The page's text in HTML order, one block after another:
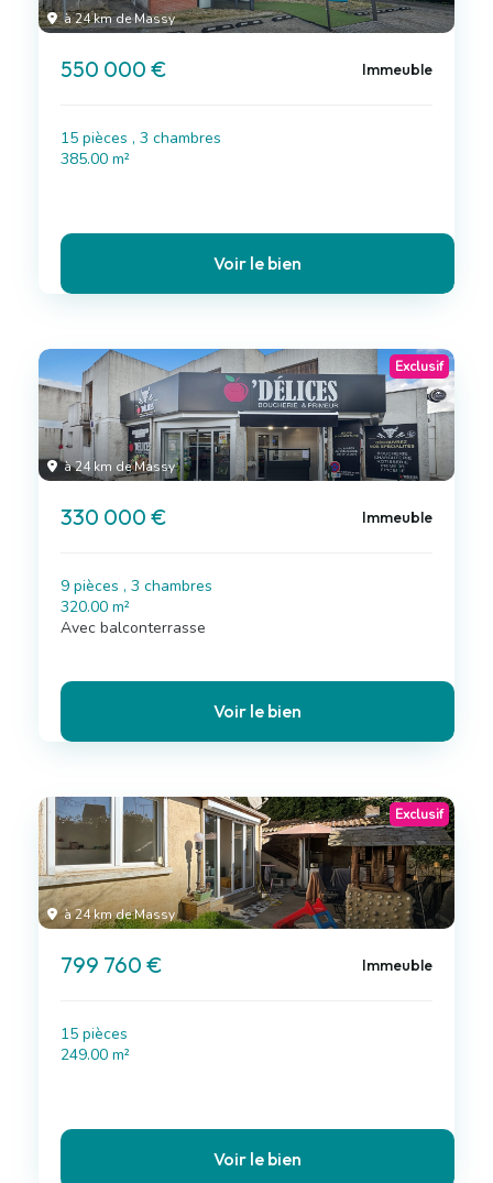
à 24 km de Massy
550 000 € Immeuble
15 pièces , 3 chambres
385.00 m²
Voir le bien
à 24 km de Massy
Exclusif
330 000 € Immeuble
9 pièces , 3 chambres
320.00 m²
Avec balconterrasse
Voir le bien
à 24 km de Massy
Exclusif
799 760 € Immeuble
15 pièces
249.00 m²
Voir le bien